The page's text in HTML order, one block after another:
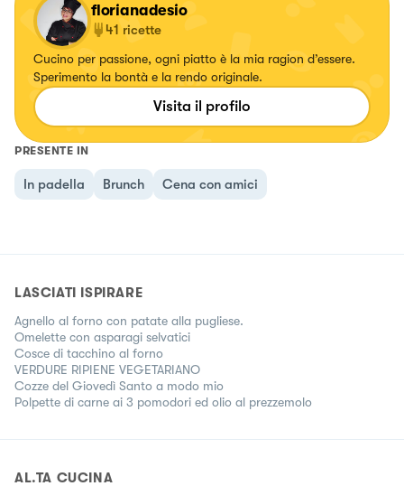
florianadesio
41 ricette
Cucino per passione, ogni piatto è la mia ragion d’essere.
Sperimento la bontà e la rendo originale.
Visita il profilo
PRESENTE IN
In padella Brunch Cena con amici
LASCIATI ISPIRARE
Agnello al forno con patate alla pugliese.
Omelette con asparagi selvatici
Cosce di tacchino al forno
VERDURE RIPIENE VEGETARIANO
Cozze del Giovedì Santo a modo mio
Polpette di carne ai 3 pomodori ed olio al prezzemolo
AL.TA CUCINA